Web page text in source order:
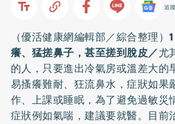
追
（優活健康網編輯部／綜合整理）
癢、猛搓鼻子，甚至搓到脫皮／尤
的人，只要進出冷氣房或溫差大的
易搔癢難耐、狂流鼻水，症狀如果
作、上課或睡眠，為了避免過敏災
症狀例如氣喘 ，建議要就醫。目